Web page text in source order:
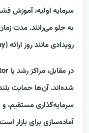
سرمایه اولیه، آموزش
به جلو می‌رانند. مدت
رویدادی مانند روز ارائه (demo day) همراه است.
شده‌اند. آن‌ها حمایت
سرمایه‌گذاری مستقیم،
آماده‌سازی برای بازار